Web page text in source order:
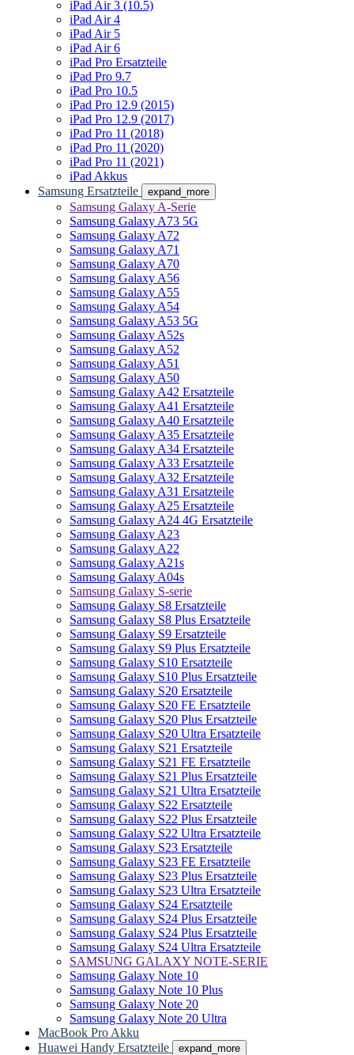
iPad Air 3 (10.5)
iPad Air 4
iPad Air 5
iPad Air 6
iPad Pro Ersatzteile
iPad Pro 9.7
iPad Pro 10.5
iPad Pro 12.9 (2015)
iPad Pro 12.9 (2017)
iPad Pro 11 (2018)
iPad Pro 11 (2020)
iPad Pro 11 (2021)
iPad Akkus
Samsung Ersatzteile
expand_more
Samsung Galaxy A-Serie
Samsung Galaxy A73 5G
Samsung Galaxy A72
Samsung Galaxy A71
Samsung Galaxy A70
Samsung Galaxy A56
Samsung Galaxy A55
Samsung Galaxy A54
Samsung Galaxy A53 5G
Samsung Galaxy A52s
Samsung Galaxy A52
Samsung Galaxy A51
Samsung Galaxy A50
Samsung Galaxy A42 Ersatzteile
Samsung Galaxy A41 Ersatzteile
Samsung Galaxy A40 Ersatzteile
Samsung Galaxy A35 Ersatzteile
Samsung Galaxy A34 Ersatzteile
Samsung Galaxy A33 Ersatzteile
Samsung Galaxy A32 Ersatzteile
Samsung Galaxy A31 Ersatzteile
Samsung Galaxy A25 Ersatzteile
Samsung Galaxy A24 4G Ersatzteile
Samsung Galaxy A23
Samsung Galaxy A22
Samsung Galaxy A21s
Samsung Galaxy A04s
Samsung Galaxy S-serie
Samsung Galaxy S8 Ersatzteile
Samsung Galaxy S8 Plus Ersatzteile
Samsung Galaxy S9 Ersatzteile
Samsung Galaxy S9 Plus Ersatzteile
Samsung Galaxy S10 Ersatzteile
Samsung Galaxy S10 Plus Ersatzteile
Samsung Galaxy S20 Ersatzteile
Samsung Galaxy S20 FE Ersatzteile
Samsung Galaxy S20 Plus Ersatzteile
Samsung Galaxy S20 Ultra Ersatzteile
Samsung Galaxy S21 Ersatzteile
Samsung Galaxy S21 FE Ersatzteile
Samsung Galaxy S21 Plus Ersatzteile
Samsung Galaxy S21 Ultra Ersatzteile
Samsung Galaxy S22 Ersatzteile
Samsung Galaxy S22 Plus Ersatzteile
Samsung Galaxy S22 Ultra Ersatzteile
Samsung Galaxy S23 Ersatzteile
Samsung Galaxy S23 FE Ersatzteile
Samsung Galaxy S23 Plus Ersatzteile
Samsung Galaxy S23 Ultra Ersatzteile
Samsung Galaxy S24 Ersatzteile
Samsung Galaxy S24 Plus Ersatzteile
Samsung Galaxy S24 Plus Ersatzteile
Samsung Galaxy S24 Ultra Ersatzteile
SAMSUNG GALAXY NOTE-SERIE
Samsung Galaxy Note 10
Samsung Galaxy Note 10 Plus
Samsung Galaxy Note 20
Samsung Galaxy Note 20 Ultra
MacBook Pro Akku
Huawei Handy Ersatzteile
expand_more